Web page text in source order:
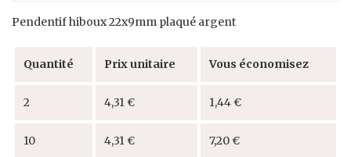
Pendentif hiboux 22x9mm plaqué argent
Quantité Prix unitaire Vous économisez
2 4,31 € 1,44 €
10 4,31 € 7,20 €